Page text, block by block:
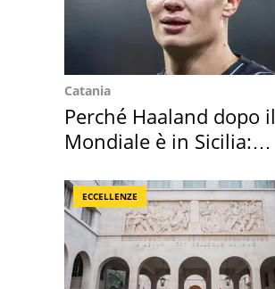
Catania
Perché Haaland dopo il
Mondiale è in Sicilia:
ECCELLENZE